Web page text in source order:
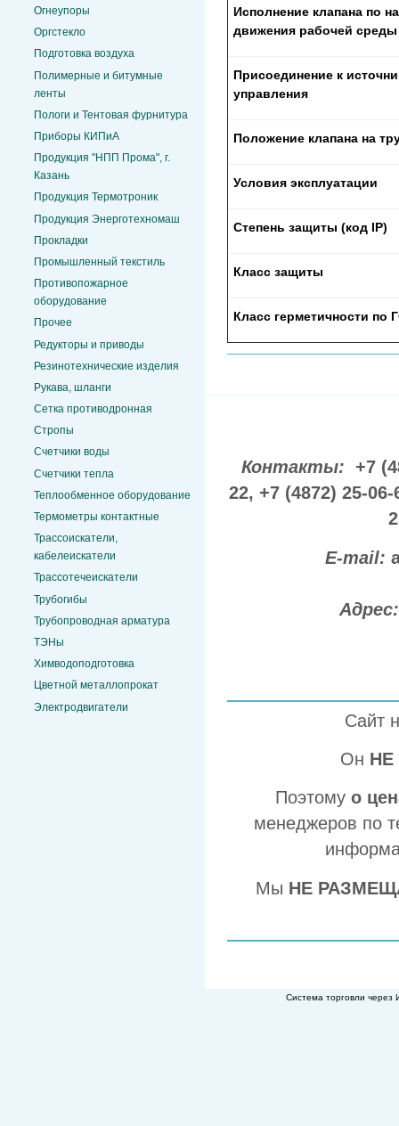
Огнеупоры
Оргстекло
Подготовка воздуха
Полимерные и битумные
ленты
Пологи и Тентовая фурнитура
Приборы КИПиА
Продукция "НПП Прома", г.
Казань
Продукция Термотроник
Продукция Энерготехномаш
Прокладки
Промышленный текстиль
Противопожарное
оборудование
Прочее
Редукторы и приводы
Резинотехнические изделия
Рукава, шланги
Сетка противодронная
Стропы
Счетчики воды
Счетчики тепла
Теплообменное оборудование
Термометры контактные
Трассоискатели,
кабелеискатели
Трассотечеискатели
Трубогибы
Трубопроводная арматура
ТЭНы
Химводоподготовка
Цветной металлопрокат
Электродвигатели
Исполнение клапана по
движения рабочей
Присоединение к
управления
Положение клапана на
Условия эксплуатации
Степень защиты (код IP)
Класс защиты
Класс герметичности по
Контакты: +7
22, +7 (4872) 25-
E-mail:
Сайт
Он НЕ
Поэтому о
менеджеров по
Мы НЕ
Система торговли